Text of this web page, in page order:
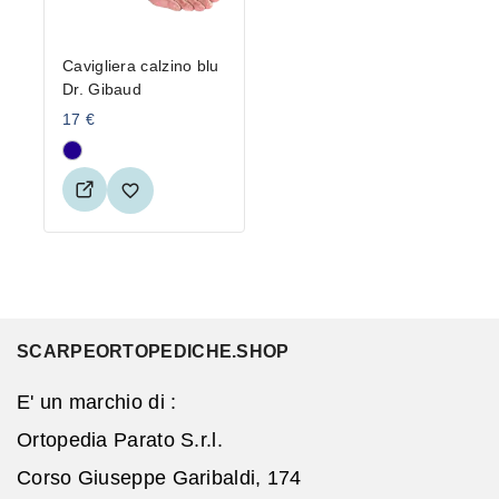
Cavigliera calzino blu
Dr. Gibaud
17 €
SCARPEORTOPEDICHE.SHOP
E' un marchio di :
Ortopedia Parato S.r.l.
Corso Giuseppe Garibaldi, 174